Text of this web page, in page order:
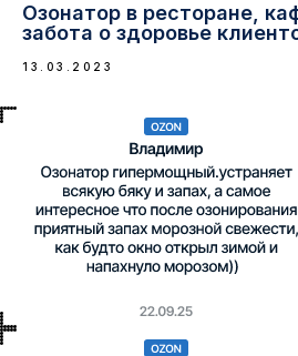
Озонатор в ресторане,
забота о здоровье
13.03.2023